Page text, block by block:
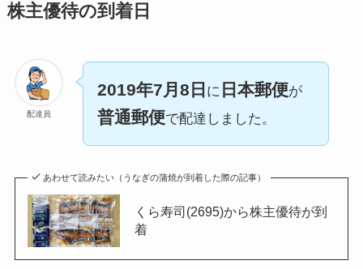
株主優待の到着日
配達員
2019年7月8日 に 日本郵便が
普通郵便で配達しました。
あわせて読みたい（うなぎの蒲焼が到着した際の記事）
くら寿司(2695)から株主優待が到
着